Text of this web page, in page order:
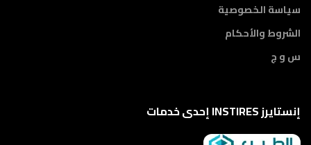
سياسة الخصوصية
الشروط والأحكام
س و ج
إنستايرز INSTIRES إحدى خدمات